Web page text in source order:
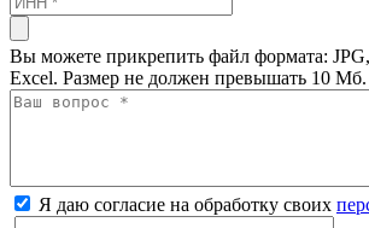
Вы можете прикрепить файл формата:
Excel. Размер не должен превышать 10 Мб.
Я даю согласие на обработку своих